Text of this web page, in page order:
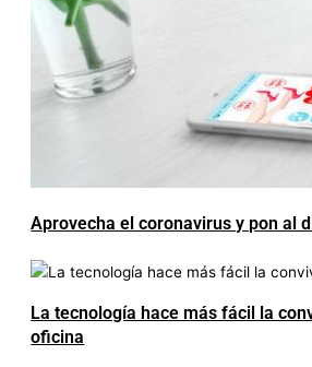
Aprovecha el coronavirus y pon al
La tecnología hace más fácil la
oficina